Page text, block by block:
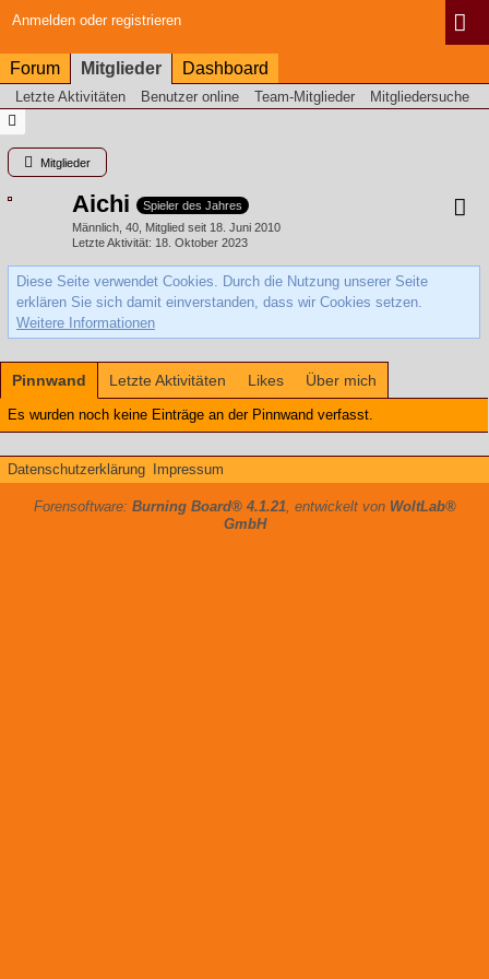
Anmelden oder registrieren
Forum Mitglieder Dashboard
Letzte Aktivitäten Benutzer online Team-Mitglieder Mitgliedersuche
Mitglieder
Aichi
Spieler des Jahres
Männlich 40 Mitglied seit 18. Juni 2010
Letzte Aktivität 18. Oktober 2023
Diese Seite verwendet Cookies. Durch die Nutzung unserer Seite
erklären Sie sich damit einverstanden, dass wir Cookies setzen.
Weitere Informationen
Pinnwand Letzte Aktivitäten Likes Über mich
Es wurden noch keine Einträge an der Pinnwand verfasst.
Datenschutzerklärung Impressum
Forensoftware: Burning Board® 4.1.21, entwickelt von WoltLab®
GmbH